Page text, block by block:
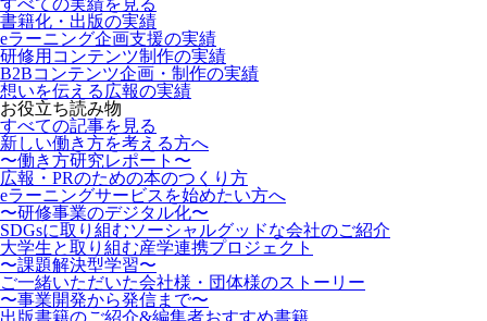
すべての実績を見る
書籍化・出版の実績
eラーニング企画支援の実績
研修用コンテンツ制作の実績
B2Bコンテンツ企画・制作の実績
想いを伝える広報の実績
お役立ち読み物
すべての記事を見る
新しい働き方を考える方へ
〜働き方研究レポート〜
広報・PRのための本のつくり方
eラーニングサービスを始めたい方へ
〜研修事業のデジタル化〜
SDGsに取り組むソーシャルグッドな会社のご紹介
大学生と取り組む産学連携プロジェクト
〜課題解決型学習〜
ご一緒いただいた会社様・団体様のストーリー
〜事業開発から発信まで〜
出版書籍のご紹介&編集者おすすめ書籍